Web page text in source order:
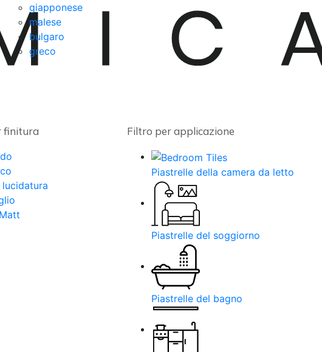
giapponese
malese
bulgaro
greco
finitura Filtro per applicazione
Piastrelle della camera da letto
Piastrelle del soggiorno
Piastrelle del bagno